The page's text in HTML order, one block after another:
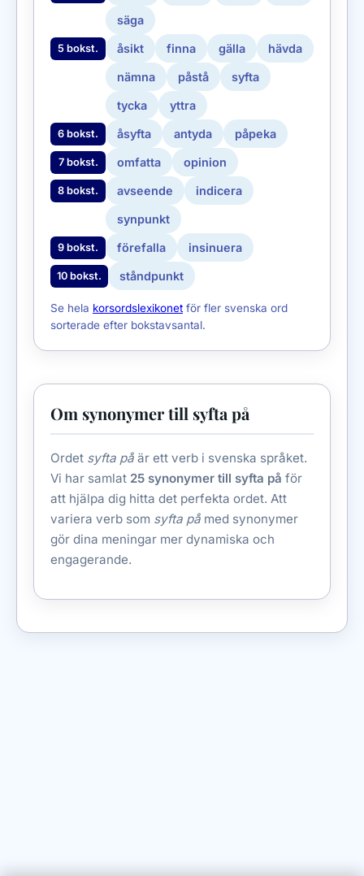
säga
5 bokst. åsikt finna gälla hävda
nämna påstå syfta
tycka yttra
6 bokst. åsyfta antyda påpeka
7 bokst. omfatta opinion
8 bokst. avseende indicera
synpunkt
9 bokst. förefalla insinuera
10 bokst. ståndpunkt
Se hela korsordslexikonet för fler svenska ord
sorterade efter bokstavsantal.
Om synonymer till syfta på
Ordet syfta på är ett verb i svenska språket.
Vi har samlat 25 synonymer till syfta på för
att hjälpa dig hitta det perfekta ordet. Att
variera verb som syfta på med synonymer
gör dina meningar mer dynamiska och
engagerande.